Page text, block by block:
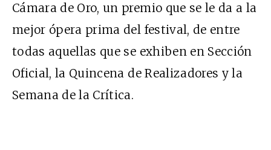
Cámara de Oro, un premio que se le da a la
mejor ópera prima del festival, de entre
todas aquellas que se exhiben en Sección
Oficial, la Quincena de Realizadores y la
Semana de la Crítica.